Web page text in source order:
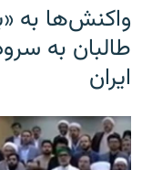
واکنش‌ها به
طالبان به
ایران